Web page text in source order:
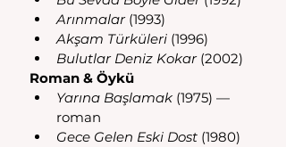
Arınmalar (1993)
Akşam Türküleri (1996)
Bulutlar Deniz Kokar (2002)
Roman & Öykü
Yarına Başlamak (1975) —
roman
Gece Gelen Eski Dost (1980)